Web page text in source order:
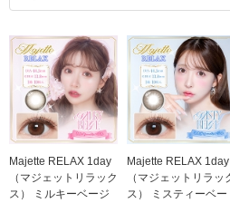
Majette RELAX 1day
（マジェットリラック
ス） ミルキーベージ
Majette RELAX 1day
（マジェットリラッ
ス） ミスティーベー